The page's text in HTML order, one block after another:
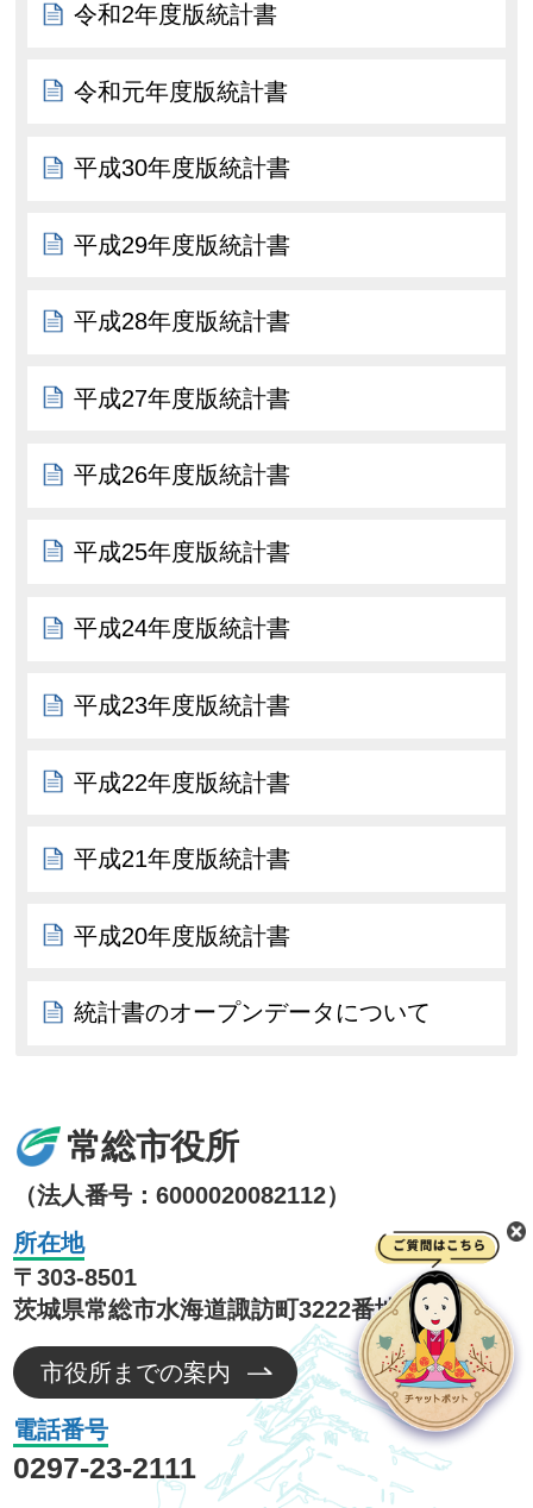
令和2年度版統計書
令和元年度版統計書
平成30年度版統計書
平成29年度版統計書
平成28年度版統計書
平成27年度版統計書
平成26年度版統計書
平成25年度版統計書
平成24年度版統計書
平成23年度版統計書
平成22年度版統計書
平成21年度版統計書
平成20年度版統計書
統計書のオープンデータについて
常総市役所
（法人番号：6000020082112）
所在地
〒303-8501
茨城県常総市水海道諏訪町3222番地3
市役所までの案内
電話番号
0297-23-2111